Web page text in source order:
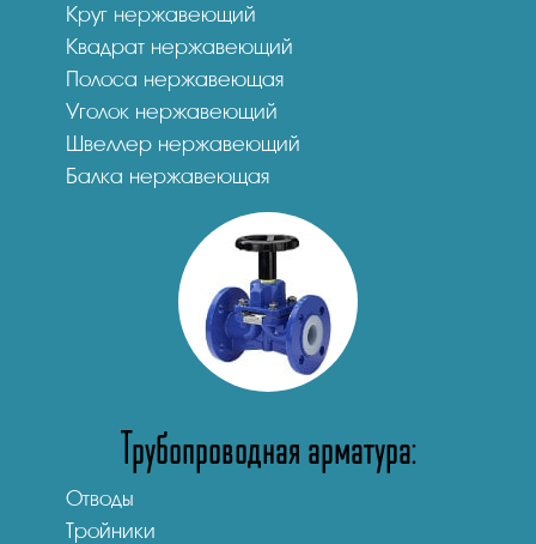
Круг нержавеющий
Квадрат нержавеющий
Полоса нержавеющая
Уголок нержавеющий
Швеллер нержавеющий
Балка нержавеющая
Трубопроводная арматура:
Отводы
Тройники